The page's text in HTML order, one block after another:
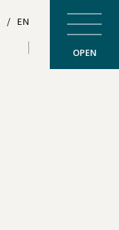
/ EN
OPEN